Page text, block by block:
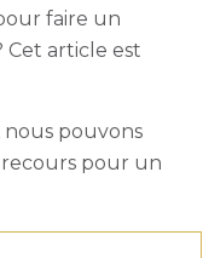
faire un
Cet article est
nous pouvons
pour un